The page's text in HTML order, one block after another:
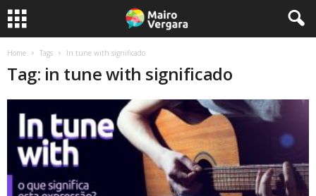
Home Tags In tune with significado
Tag: in tune with significado